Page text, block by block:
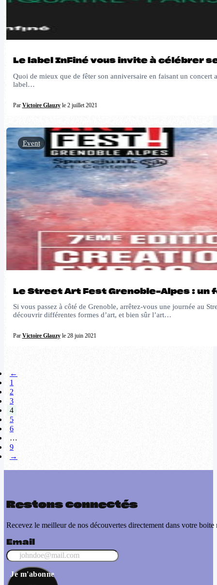
Le label InFiné vous invite à célébrer
Quoi de mieux que de fêter son anniversaire en faisant un
label…
Par Victoire Glauzyle 2 juillet 2021
Le Street Art Fest Grenoble-Alpes :
Si vous passez à côté de Grenoble, arrêtez-vous une journée au
découvrir différentes formes d’art, et bien sûr l’art…
Par Victoire Glauzyle 28 juin 2021
Event
←
1
2
3
4
5
6
…
9
→
Restons connectés
Recevez le meilleur de nos découvertes directement dans votre boite
Email
Je m'abonne